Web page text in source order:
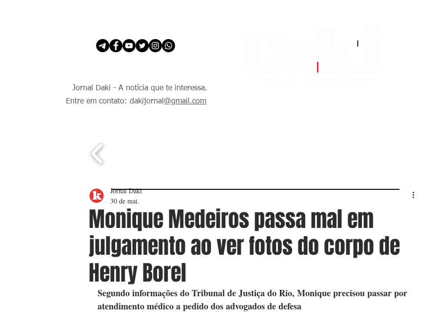
Jornal Daki - A notícia que te interessa.
Entre em contato: dakijornal @gmail.com
Monique Medeiros passa mal em
julgamento ao ver fotos do corpo de
Henry Borel
Jornal Daki
30 de mai.
Segundo informações do Tribunal de Justiça do Rio, Monique precisou passar por
atendimento médico a pedido dos advogados de defesa